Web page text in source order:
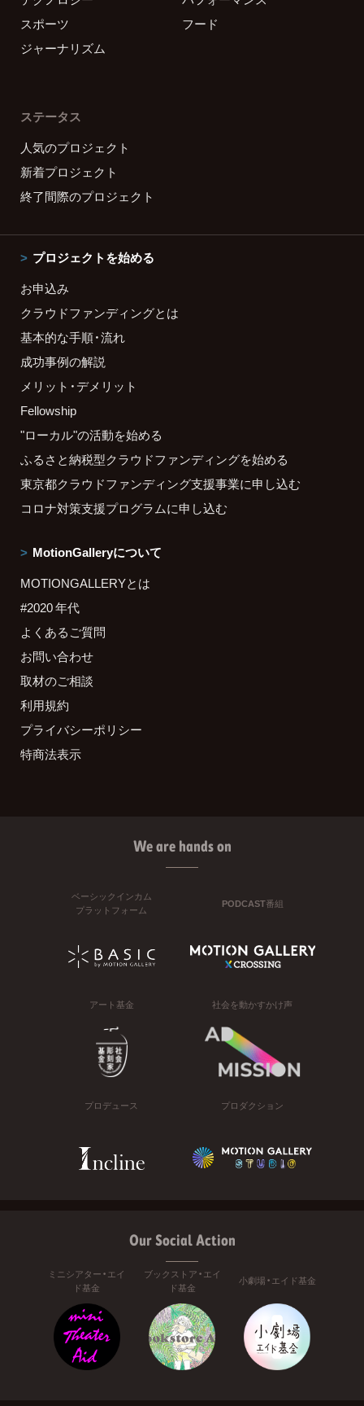
スポーツ
フード
ジャーナリズム
ステータス
人気のプロジェクト
新着プロジェクト
終了間際のプロジェクト
プロジェクトを始める
お申込み
クラウドファンディングとは
基本的な手順・流れ
成功事例の解説
メリット・デメリット
Fellowship
"ローカル"の活動を始める
ふるさと納税型クラウドファンディングを始める
東京都クラウドファンディング支援事業に申し込む
コロナ対策支援プログラムに申し込む
MotionGalleryについて
MOTIONGALLERYとは
#2020 年代
よくあるご質問
お問い合わせ
取材のご相談
利用規約
プライバシーポリシー
特商法表示
We are hands on
ベーシックインカム
プラットフォーム
PODCAST番組
アート基金 社会を動かすかけ声
プロデュース プロダクション
Our Social Action
ミニシアター・エイ
ド基金
ブックストア・エイ
ド基金
小劇場・エイド基金